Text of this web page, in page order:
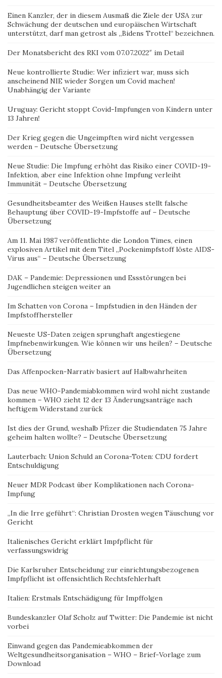
Einen Kanzler, der in diesem Ausmaß die Ziele der USA zur
Schwächung der deutschen und europäischen Wirtschaft
unterstützt, darf man getrost als „Bidens Trottel“ bezeichnen.
Der Monatsbericht des RKI vom 07.07.2022″ im Detail
Neue kontrollierte Studie: Wer infiziert war, muss sich
anscheinend NIE wieder Sorgen um Covid machen!
Unabhängig der Variante
Uruguay: Gericht stoppt Covid-Impfungen von Kindern unter
13 Jahren!
Der Krieg gegen die Ungeimpften wird nicht vergessen
werden – Deutsche Übersetzung
Neue Studie: Die Impfung erhöht das Risiko einer COVID-19-
Infektion, aber eine Infektion ohne Impfung verleiht
Immunität – Deutsche Übersetzung
Gesundheitsbeamter des Weißen Hauses stellt falsche
Behauptung über COVID-19-Impfstoffe auf – Deutsche
Übersetzung
Am 11. Mai 1987 veröffentlichte die London Times, einen
explosiven Artikel mit dem Titel „Pockenimpfstoff löste AIDS-
Virus aus“ – Deutsche Übersetzung
DAK – Pandemie: Depressionen und Essstörungen bei
Jugendlichen steigen weiter an
Im Schatten von Corona – Impfstudien in den Händen der
Impfstoffhersteller
Neueste US-Daten zeigen sprunghaft angestiegene
Impfnebenwirkungen. Wie können wir uns heilen? – Deutsche
Übersetzung
Das Affenpocken-Narrativ basiert auf Halbwahrheiten
Das neue WHO-Pandemiabkommen wird wohl nicht zustande
kommen – WHO zieht 12 der 13 Änderungsanträge nach
heftigem Widerstand zurück
Ist dies der Grund, weshalb Pfizer die Studiendaten 75 Jahre
geheim halten wollte? – Deutsche Übersetzung
Lauterbach: Union Schuld an Corona-Toten: CDU fordert
Entschuldigung
Neuer MDR Podcast über Komplikationen nach Corona-
Impfung
„In die Irre geführt“: Christian Drosten wegen Täuschung vor
Gericht
Italienisches Gericht erklärt Impfpflicht für
verfassungswidrig
Die Karlsruher Entscheidung zur einrichtungsbezogenen
Impfpflicht ist offensichtlich Rechtsfehlerhaft
Italien: Erstmals Entschädigung für Impffolgen
Bundeskanzler Olaf Scholz auf Twitter: Die Pandemie ist nicht
vorbei
Einwand gegen das Pandemieabkommen der
Weltgesundheitsorganisation – WHO – Brief-Vorlage zum
Download